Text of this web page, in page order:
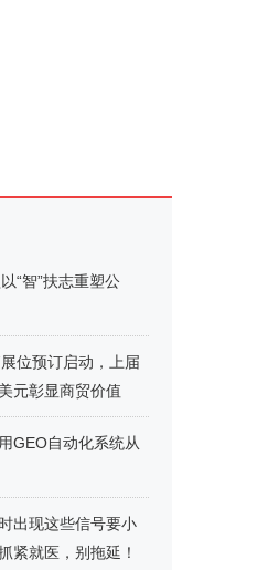
“智”扶志重塑公
位预订启动，上届
元彰显商贸价值
GEO自动化系统从
出现这些信号要小
紧就医，别拖延！